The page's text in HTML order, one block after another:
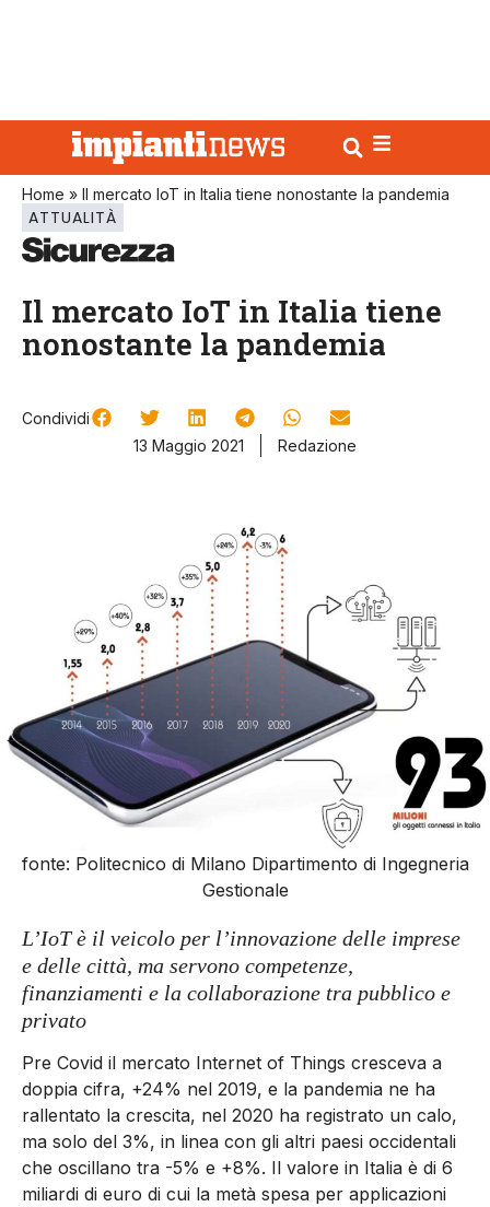
Home » Il mercato IoT in Italia tiene nonostante la pandemia
ATTUALITÀ
Il mercato IoT in Italia tiene
nonostante la pandemia
Condividi
13 Maggio 2021
Redazione
fonte: Politecnico di Milano Dipartimento di Ingegneria
Gestionale
L’IoT è il veicolo per l’innovazione delle imprese
e delle città, ma servono competenze,
finanziamenti e la collaborazione tra pubblico e
privato
Pre Covid il mercato Internet of Things cresceva a
doppia cifra, +24% nel 2019, e la pandemia ne ha
rallentato la crescita, nel 2020 ha registrato un calo,
ma solo del 3%, in linea con gli altri paesi occidentali
che oscillano tra -5% e +8%. Il valore in Italia è di 6
miliardi di euro di cui la metà spesa per applicazioni